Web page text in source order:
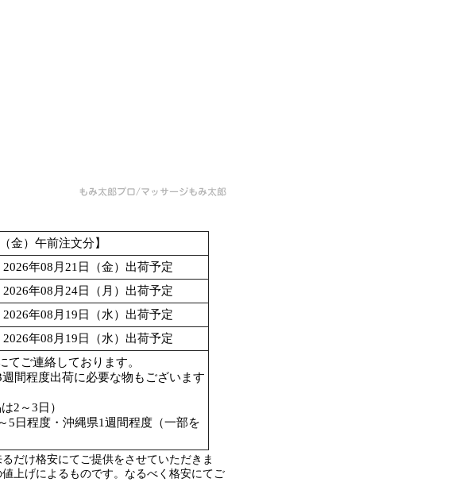
金）午前注文分】
2026年08月21日（金）出荷予定
2026年08月24日（月）出荷予定
2026年08月19日（水）出荷予定
2026年08月19日（水）出荷予定
ご連絡しております。
間程度出荷に必要な物もございます
2～3日）
日程度・沖縄県1週間程度（一部を
だけ格安にてご提供をさせていただきま
上げによるものです。なるべく格安にてご